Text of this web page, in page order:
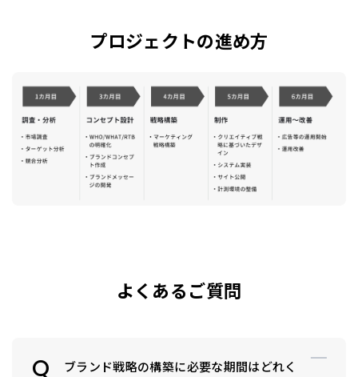
プロジェクトの進め方
よくあるご質問
ブランド戦略の構築に必要な期間はどれく